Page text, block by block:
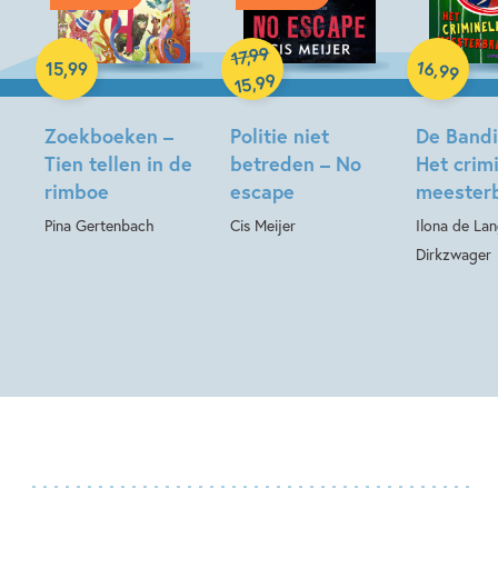
Zoekboeken –
Tien tellen in de
rimboe
Pina Gertenbach
15,99
Hardcover
Politie niet
betreden – No
escape
Cis Meijer
17,99
15,99
Hardcover
De
Het
Ilona de
Dirkzwager
16,99
Hardcover